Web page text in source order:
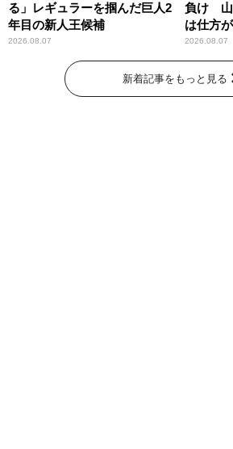
る」レギュラーを掴んだ巨人2
年目の新人王候補
2026.08.07
負け 山
は仕方が
2026.08.07
新着記事をもっと見る